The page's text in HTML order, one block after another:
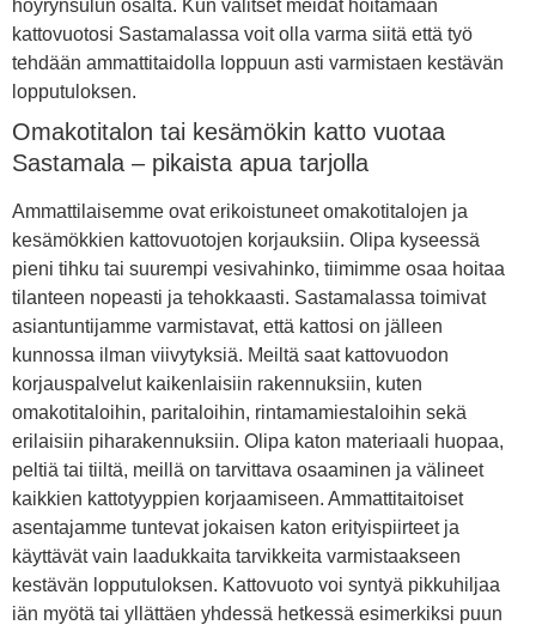
höyrynsulun osalta. Kun valitset meidät hoitamaan
kattovuotosi Sastamalassa voit olla varma siitä että työ
tehdään ammattitaidolla loppuun asti varmistaen kestävän
lopputuloksen.
Omakotitalon tai kesämökin katto vuotaa
Sastamala – pikaista apua tarjolla
Ammattilaisemme ovat erikoistuneet omakotitalojen ja
kesämökkien kattovuotojen korjauksiin. Olipa kyseessä
pieni tihku tai suurempi vesivahinko, tiimimme osaa hoitaa
tilanteen nopeasti ja tehokkaasti. Sastamalassa toimivat
asiantuntijamme varmistavat, että kattosi on jälleen
kunnossa ilman viivytyksiä. Meiltä saat kattovuodon
korjauspalvelut kaikenlaisiin rakennuksiin, kuten
omakotitaloihin, paritaloihin, rintamamiestaloihin sekä
erilaisiin piharakennuksiin. Olipa katon materiaali huopaa,
peltiä tai tiiltä, meillä on tarvittava osaaminen ja välineet
kaikkien kattotyyppien korjaamiseen. Ammattitaitoiset
asentajamme tuntevat jokaisen katon erityispiirteet ja
käyttävät vain laadukkaita tarvikkeita varmistaakseen
kestävän lopputuloksen. Kattovuoto voi syntyä pikkuhiljaa
iän myötä tai yllättäen yhdessä hetkessä esimerkiksi puun